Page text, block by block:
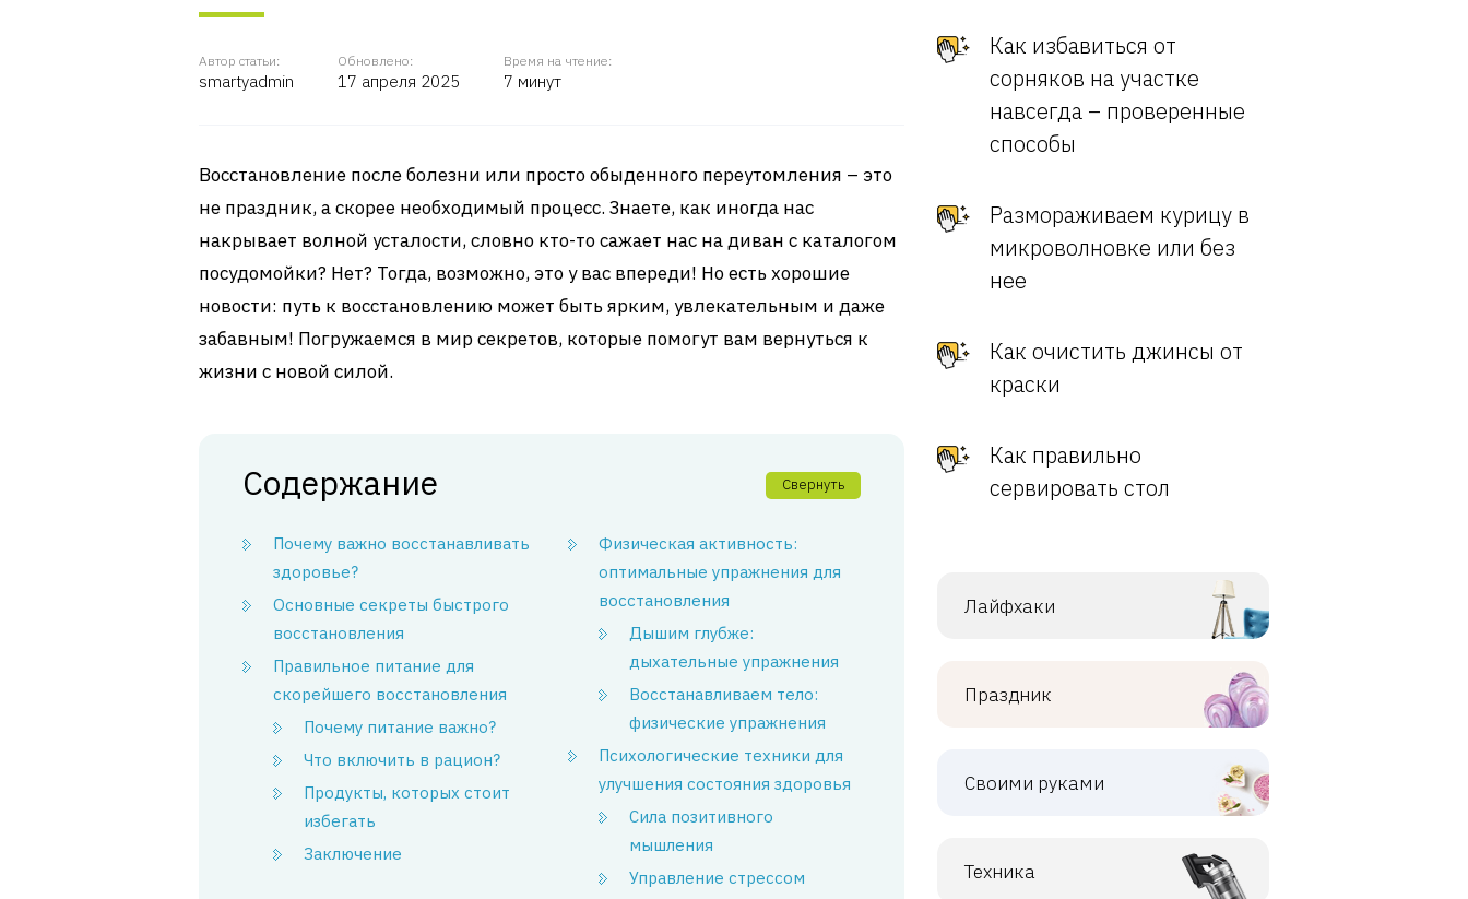
Автор статьи:
smartyadmin
Обновлено:
17 апреля 2025
Время на чтение:
7 минут
Восстановление после болезни или просто обыденного переутомления – это
не праздник, а скорее необходимый процесс. Знаете, как иногда нас
накрывает волной усталости, словно кто-то сажает нас на диван с каталогом
посудомойки? Нет? Тогда, возможно, это у вас впереди! Но есть хорошие
новости: путь к восстановлению может быть ярким, увлекательным и даже
забавным! Погружаемся в мир секретов, которые помогут вам вернуться к
жизни с новой силой.
Содержание Свернуть
Почему важно восстанавливать
здоровье?
Основные секреты быстрого
восстановления
Правильное питание для
скорейшего восстановления
Почему питание важно?
Что включить в рацион?
Продукты, которых стоит
избегать
Заключение
Физическая активность:
оптимальные упражнения для
восстановления
Дышим глубже:
дыхательные упражнения
Восстанавливаем тело:
физические упражнения
Психологические техники для
улучшения состояния здоровья
Сила позитивного
мышления
Управление стрессом
Как избавиться от
сорняков на участке
навсегда – проверенные
способы
Размораживаем курицу в
микроволновке или без
нее
Как очистить джинсы от
краски
Как правильно
сервировать стол
Лайфхаки
Праздник
Своими руками
Техника